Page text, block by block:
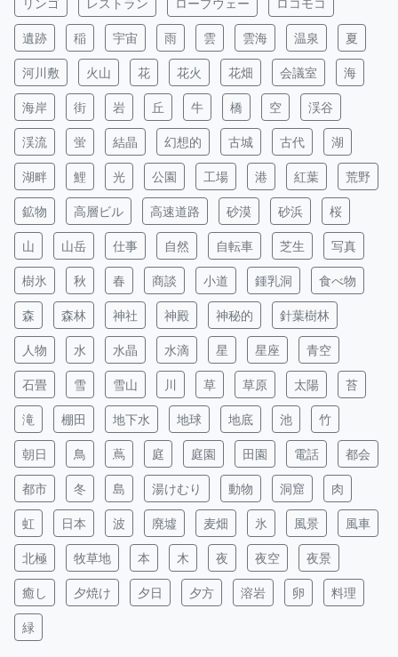
リンゴ レストラン ロープウェー ロコモコ
遺跡 稲 宇宙 雨 雲 雲海 温泉 夏
河川敷 火山 花 花火 花畑 会議室 海
海岸 街 岩 丘 牛 橋 空 渓谷
渓流 蛍 結晶 幻想的 古城 古代 湖
湖畔 鯉 光 公園 工場 港 紅葉 荒野
鉱物 高層ビル 高速道路 砂漠 砂浜 桜
山 山岳 仕事 自然 自転車 芝生 写真
樹氷 秋 春 商談 小道 鍾乳洞 食べ物
森 森林 神社 神殿 神秘的 針葉樹林
人物 水 水晶 水滴 星 星座 青空
石畳 雪 雪山 川 草 草原 太陽 苔
滝 棚田 地下水 地球 地底 池 竹
朝日 鳥 蔦 庭 庭園 田園 電話 都会
都市 冬 島 湯けむり 動物 洞窟 肉
虹 日本 波 廃墟 麦畑 氷 風景 風車
北極 牧草地 本 木 夜 夜空 夜景
癒し 夕焼け 夕日 夕方 溶岩 卵 料理
緑